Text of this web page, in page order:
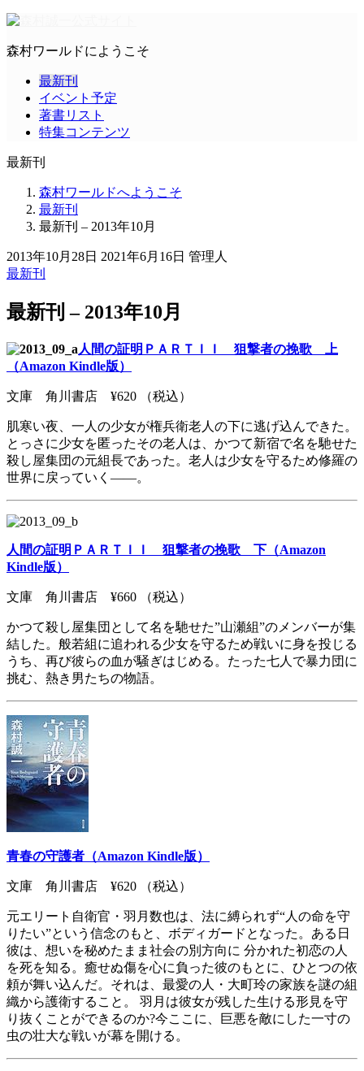
森村ワールドにようこそ
最新刊
イベント予定
著書リスト
特集コンテンツ
最新刊
森村ワールドへようこそ
最新刊
最新刊 – 2013年10月
2013年10月28日 2021年6月16日 管理人
最新刊
最新刊 – 2013年10月
人間の証明ＰＡＲＴＩＩ 狙撃者の挽歌 上
（Amazon Kindle版）
文庫 角川書店 ¥620 （税込）
肌寒い夜、一人の少女が権兵衛老人の下に逃げ込んできた。
とっさに少女を匿ったその老人は、かつて新宿で名を馳せた
殺し屋集団の元組長であった。老人は少女を守るため修羅の
世界に戻っていく――。
人間の証明ＰＡＲＴＩＩ 狙撃者の挽歌 下（Amazon
Kindle版）
文庫 角川書店 ¥660 （税込）
かつて殺し屋集団として名を馳せた”山瀬組”のメンバーが集
結した。般若組に追われる少女を守るため戦いに身を投じる
うち、再び彼らの血が騒ぎはじめる。たった七人で暴力団に
挑む、熱き男たちの物語。
青春の守護者（Amazon Kindle版）
文庫 角川書店 ¥620 （税込）
元エリート自衛官・羽月数也は、法に縛られず“人の命を守
りたい”という信念のもと、ボディガードとなった。ある日
彼は、想いを秘めたまま社会の別方向に 分かれた初恋の人
を死を知る。癒せぬ傷を心に負った彼のもとに、ひとつの依
頼が舞い込んだ。それは、最愛の人・大町玲の家族を謎の組
織から護衛すること。 羽月は彼女が残した生ける形見を守
り抜くことができるのか?今ここに、巨悪を敵にした一寸の
虫の壮大な戦いが幕を開ける。